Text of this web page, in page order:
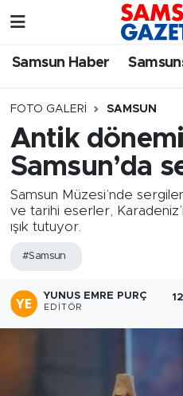
Samsun Haber
FOTO GALERI SAMSUN
Antik
Samsun’da
Samsun Müzesi’nde
ve tarihi eserler,
ışık tutuyor.
#Samsun
YUNUS EMRE PURÇ
EDITÖR
Samsun Haber
Samsunspor
Samsun Rehberi
Samsun Nöbetçi
Samsun Hava Durumu
SAMSUN Namaz
Samsun Trafik
Süper Lig Puan
Tüm Manşetler
Son Dakika Haberleri